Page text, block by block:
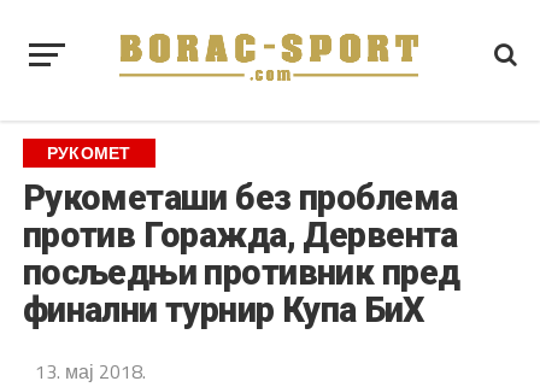
РУКОМЕТ
Рукометаши без проблема
против Горажда, Дервента
посљедњи противник пред
финални турнир Купа БиХ
13. мај 2018.